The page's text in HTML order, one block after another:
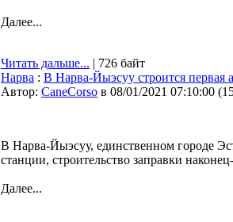
Далее...
Читать дальше... | 726 байт
Нарва : В Нарва-Йыэсуу строится первая
Автор: CaneCorso в 08/01/2021 07:10:00 (
В Нарва-Йыэсуу, единственном городе
станции, строительство заправки
Далее...